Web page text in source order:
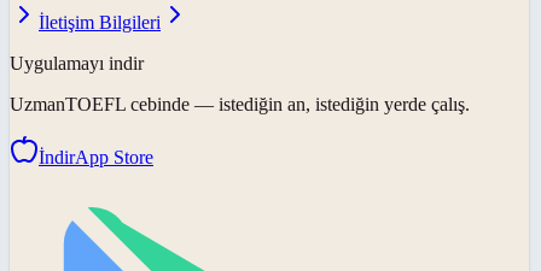
İletişim Bilgileri
Uygulamayı indir
UzmanTOEFL cebinde — istediğin an, istediğin yerde çalış.
İndirApp Store